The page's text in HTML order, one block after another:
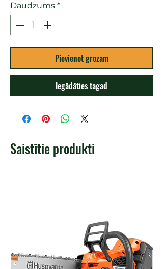
Daudzums *
Pievienot grozam
Iegādāties tagad
Saistītie produkti